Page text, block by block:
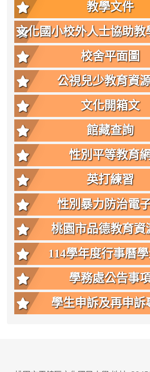
教學文件
文化國小校外人士協助教
點
校舍平面圖
公視兒少教育資
文化開箱文
館藏查詢
性別平等教育網
英打練習
性別暴力防治電
桃園市品德教育資
114學年度行事曆
學務處公告事
學生申訴及再申訴